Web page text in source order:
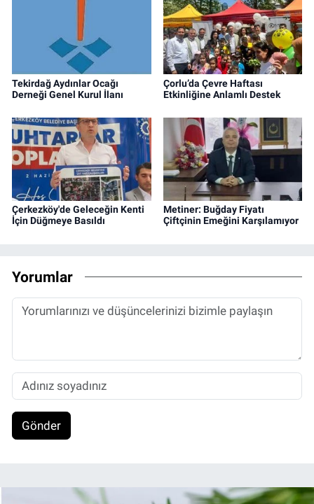
Tekirdağ Aydınlar Ocağı
Derneği Genel Kurul İlanı
Çorlu’da Çevre Haftası
Etkinliğine Anlamlı Destek
Çerkezköy'de Geleceğin Kenti
İçin Düğmeye Basıldı
Metiner: Buğday Fiyatı
Çiftçinin Emeğini Karşılamıyor
Yorumlar
Gönder